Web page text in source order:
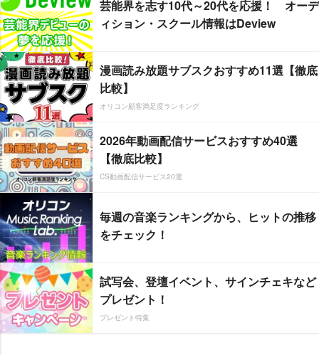
芸能界を志す10代～20代を応援！ オーデ
ィション・スクール情報はDeview
漫画読み放題サブスクおすすめ11選【徹底
比較】
オリコン顧客満足度ランキング
2026年動画配信サービスおすすめ40選
【徹底比較】
CS動画配信サービス20選
毎週の音楽ランキングから、ヒットの推移
をチェック！
試写会、登壇イベント、サインチェキなど
プレゼント！
プレゼント特集